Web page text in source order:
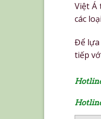
Việt Á
các
Để lựa
tiếp